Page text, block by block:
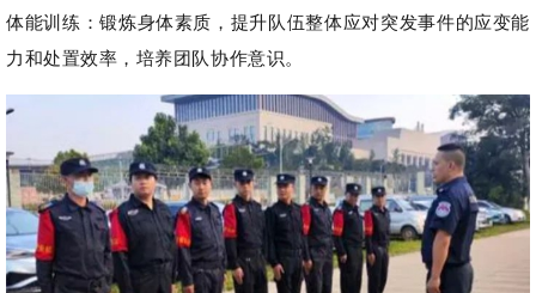
体能训练：锻炼身体素质，提升队伍整体应对突发事件的应变能
力和处置效率，培养团队协作意识。